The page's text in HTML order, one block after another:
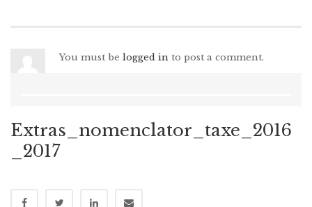
You must be logged in to post a comment.
Extras_nomenclator_taxe_2016
_2017